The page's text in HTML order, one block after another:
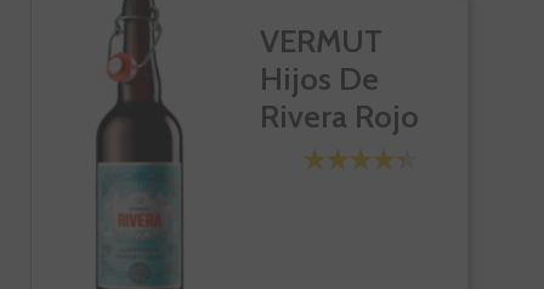
VERMUT
Hijos De
Rivera Rojo